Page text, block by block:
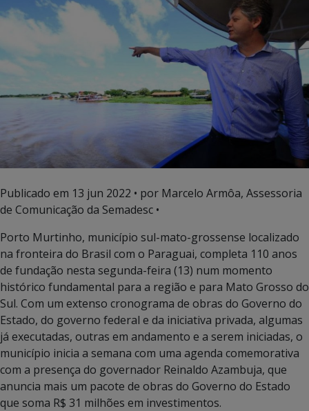
Publicado em 13 jun 2022 • por Marcelo Armôa, Assessoria
de Comunicação da Semadesc •
Porto Murtinho, município sul-mato-grossense localizado
na fronteira do Brasil com o Paraguai, completa 110 anos
de fundação nesta segunda-feira (13) num momento
histórico fundamental para a região e para Mato Grosso do
Sul. Com um extenso cronograma de obras do Governo do
Estado, do governo federal e da iniciativa privada, algumas
já executadas, outras em andamento e a serem iniciadas, o
município inicia a semana com uma agenda comemorativa
com a presença do governador Reinaldo Azambuja, que
anuncia mais um pacote de obras do Governo do Estado
que soma R$ 31 milhões em investimentos.